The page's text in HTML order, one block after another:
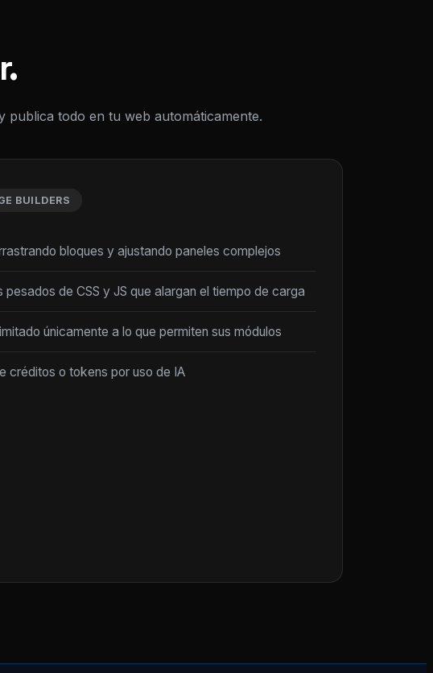
publica todo en tu web automáticamente.
BUILDERS
bloques y ajustando paneles complejos
pesados de CSS y JS que alargan el tiempo de carga
únicamente a lo que permiten sus módulos
créditos o tokens por uso de IA